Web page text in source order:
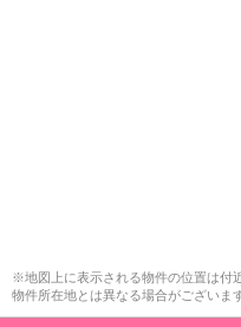
※地図上に表示される物件の位置は付
物件所在地とは異なる場合がございます